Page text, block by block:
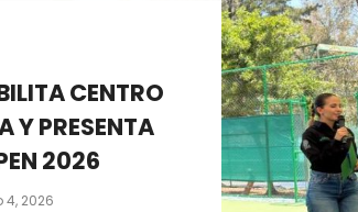
CENTRO
Y PRESENTA
2026
2026